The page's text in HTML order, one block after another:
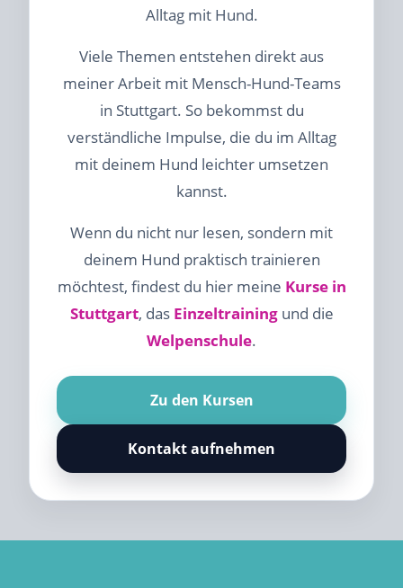
Alltag mit Hund.
Viele Themen entstehen direkt aus
meiner Arbeit mit Mensch-Hund-Teams
in Stuttgart. So bekommst du
verständliche Impulse, die du im Alltag
mit deinem Hund leichter umsetzen
kannst.
Wenn du nicht nur lesen, sondern mit
deinem Hund praktisch trainieren
möchtest, findest du hier meine Kurse in
Stuttgart, das Einzeltrainingund die
Welpenschule.
Zu den Kursen
Kontakt aufnehmen